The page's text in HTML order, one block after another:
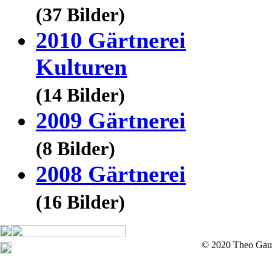
(37 Bilder)
2010 Gärtnerei
Kulturen
(14 Bilder)
2009 Gärtnerei
(8 Bilder)
2008 Gärtnerei
(16 Bilder)
© 2020 Theo